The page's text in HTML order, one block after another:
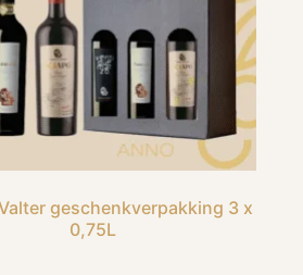
geschenkverpakking 3 x
0,75L